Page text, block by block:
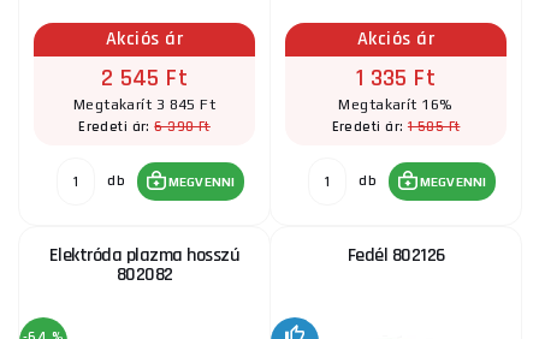
Akciós ár
2 545 Ft
Megtakarít 3 845 Ft
Eredeti ár:6 390 Ft
db MEGVENNI
Akciós ár
1 335 Ft
Megtakarít 16%
Eredeti ár:1 585 Ft
db MEGVENNI
Elektróda plazma hosszú
802082
Fedél 802126